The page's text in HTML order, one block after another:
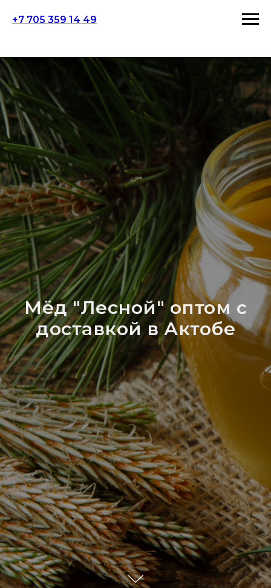
+7 705 359 14 49
Мёд "Лесной" оптом с
доставкой в Актобе